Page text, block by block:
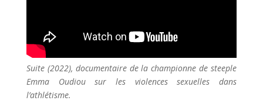
Suite (2022), documentaire de la championne de steeple
Emma Oudiou sur les violences sexuelles dans
l’athlétisme.